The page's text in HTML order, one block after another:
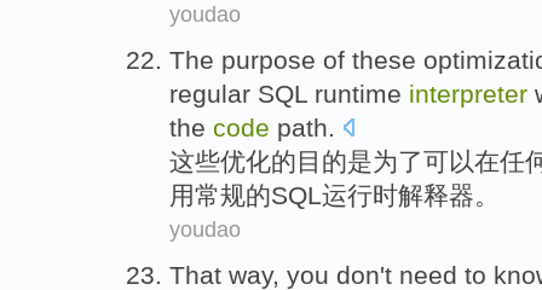
youdao
The purpose of these
regular SQL runtime interpreter
the code path.
这些优化的目的是为了可以在任
用常规的SQL运行时解释器。
youdao
That way, you don't need to